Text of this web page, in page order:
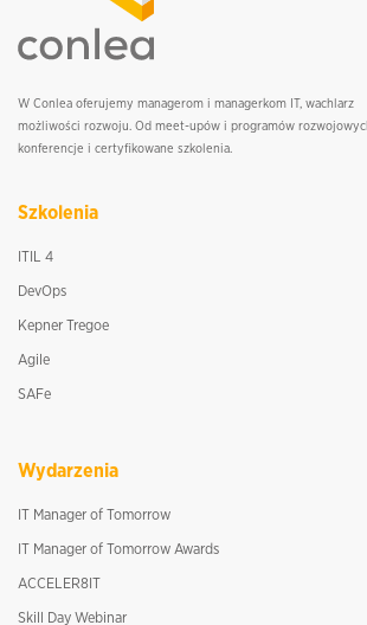
W Conlea oferujemy managerom i managerkom IT, wachlarz
możliwości rozwoju. Od meet-upów i programów
konferencje i certyfikowane szkolenia.
Szkolenia
ITIL 4
DevOps
Kepner Tregoe
Agile
SAFe
Wydarzenia
IT Manager of Tomorrow
IT Manager of Tomorrow Awards
ACCELER8IT
Skill Day Webinar